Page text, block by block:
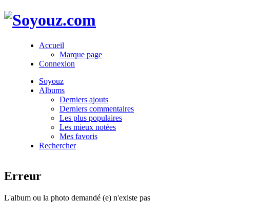
Accueil
Marque page
Connexion
Soyouz
Albums
Derniers ajouts
Derniers commentaires
Les plus populaires
Les mieux notées
Mes favoris
Rechercher
Erreur
L'album ou la photo demandé (e) n'existe pas